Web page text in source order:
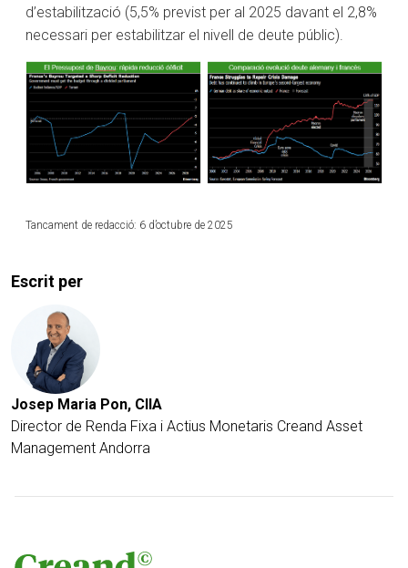
d’estabilització (5,5% previst per al 2025 davant el 2,8%
necessari per estabilitzar el nivell de deute públic).
Tancament de redacció: 6 d’octubre de 2025
Escrit per
Josep Maria Pon, CIIA
Director de Renda Fixa i Actius Monetaris Creand Asset
Management Andorra